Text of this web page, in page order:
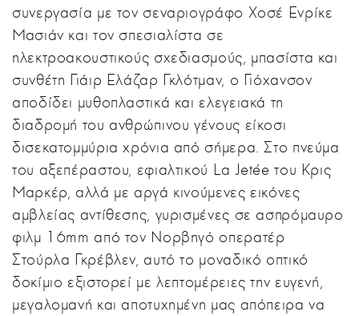
συνεργασία με τον σεναριογράφο Χοσέ Ενρίκε
Μασιάν και τον σπεσιαλίστα σε
ηλεκτροακουστικούς σχεδιασμούς, μπασίστα και
συνθέτη Γιάιρ Ελάζαρ Γκλότμαν, ο Γιόχανσον
αποδίδει μυθοπλαστικά και ελεγειακά τη
διαδρομή του ανθρώπινου γένους είκοσι
δισεκατομμύρια χρόνια από σήμερα. Στο πνεύμα
του αξεπέραστου, εφιαλτικού La Jetée του Κρις
Μαρκέρ, αλλά με αργά κινούμενες εικόνες
αμβλείας αντίθεσης, γυρισμένες σε ασπρόμαυρο
φιλμ 16mm από τον Νορβηγό οπερατέρ
Στούρλα Γκρέβλεν, αυτό το μοναδικό οπτικό
δοκίμιο εξιστορεί με λεπτομέρειες την ευγενή,
μεγαλομανή και αποτυχημένη μας απόπειρα να